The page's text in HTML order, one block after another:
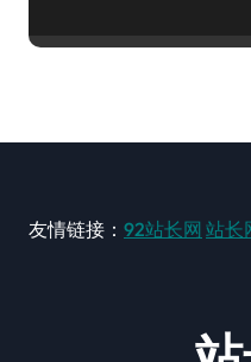
友情链接： 92站长网 站长